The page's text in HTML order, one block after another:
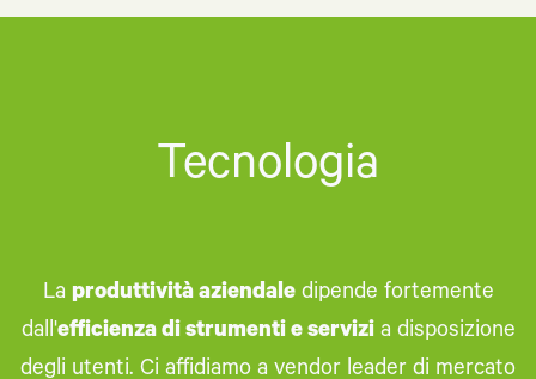
Tecnologia
La produttività aziendaledipende fortemente
dall'efficienza di strumenti e servizia disposizione
degli utenti. Ci affidiamo a vendor leader di mercato